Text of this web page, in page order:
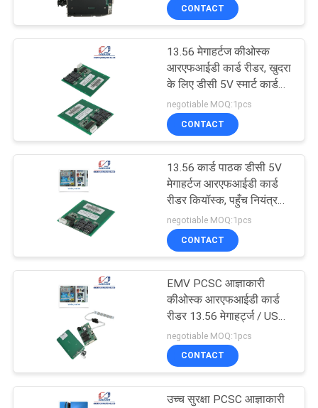
CONTACT
13.56 मेगाहर्टज कीओस्क
आरएफआईडी कार्ड रीडर, खुदरा
के लिए डीसी 5V स्मार्ट कार्ड
पाठक
negotiable MOQ:1pcs
CONTACT
13.56 कार्ड पाठक डीसी 5V
मेगाहर्टज आरएफआईडी कार्ड
रीडर कियॉस्क, पहुँच नियंत्रण
के लिए
negotiable MOQ:1pcs
CONTACT
EMV PCSC आज्ञाकारी
कीओस्क आरएफआईडी कार्ड
रीडर 13.56 मेगाहर्ट्ज / USB
स्मार्ट कार्ड पाठक
negotiable MOQ:1pcs
CONTACT
उच्च सुरक्षा PCSC आज्ञाकारी